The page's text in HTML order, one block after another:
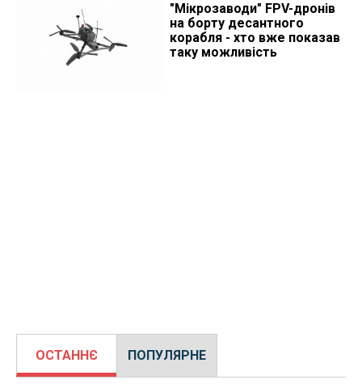
"Мікрозаводи" FPV-дронів
на борту десантного
корабля - хто вже показав
таку можливість
ОСТАННЄ ПОПУЛЯРНЕ